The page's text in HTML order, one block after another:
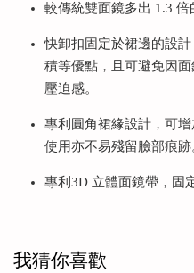
較傳統雙面鏡多出 1.3 倍
快卸扣固定於裙邊的設
積等優點，且可避免因
壓迫感。
專利圓角裙緣設計，可
使用亦不易殘留臉部痕跡
專利3D 立體面鏡帶，固
我猜你喜歡